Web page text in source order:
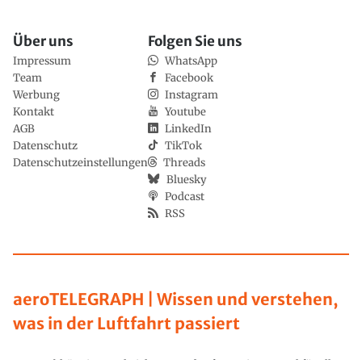
aeroTELEGRAPH | Wissen und verstehen,
was in der Luftfahrt passiert
Über uns
Impressum
Team
Werbung
Kontakt
AGB
Datenschutz
Datenschutzeinstellungen
Folgen Sie uns
WhatsApp
Facebook
Instagram
Youtube
LinkedIn
TikTok
Threads
Bluesky
Podcast
RSS